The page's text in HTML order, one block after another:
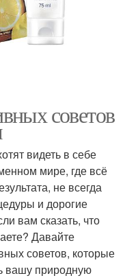
советов
видеть в себе
мире, где всё
не всегда
и дорогие
вам сказать, что
Давайте
советов, которые
вашу природную